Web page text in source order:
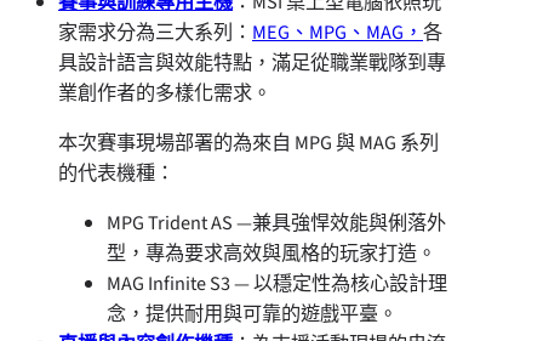
家需求分為三大系列： MEG、MPG、MAG， 各
具設計語言與效能特點，滿足從職業戰隊到專
業創作者的多樣化需求。
本次賽事現場部署的為來自 MPG 與 MAG 系列
的代表機種：
MPG Trident AS —兼具強悍效能與俐落外
型，專為要求高效與風格的玩家打造。
MAG Infinite S3 — 以穩定性為核心設計理
念，提供耐用與可靠的遊戲平臺。